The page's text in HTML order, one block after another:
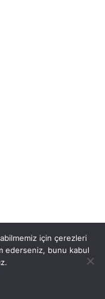
için çerezleri
ederseniz, bunu kabul